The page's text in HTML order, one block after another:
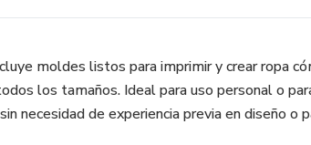
moldes listos para imprimir y crear ropa
los tamaños. Ideal para uso personal o
necesidad de experiencia previa en diseño o